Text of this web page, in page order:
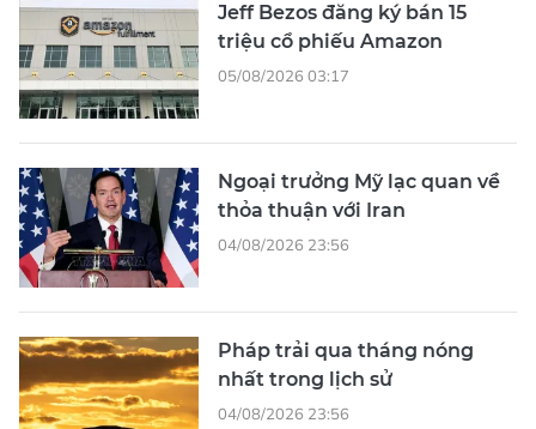
Jeff Bezos đăng ký bán 15
triệu cổ phiếu Amazon
05/08/2026 03:17
Ngoại trưởng Mỹ lạc quan về
thỏa thuận với Iran
04/08/2026 23:56
Pháp trải qua tháng nóng
nhất trong lịch sử
04/08/2026 23:56